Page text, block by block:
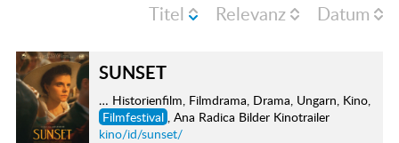
Titel Relevanz Datum
SUNSET
… Historienfilm, Filmdrama, Drama, Ungarn, Kino,
Filmfestival , Ana Radica Bilder Kinotrailer
kino/id/sunset/